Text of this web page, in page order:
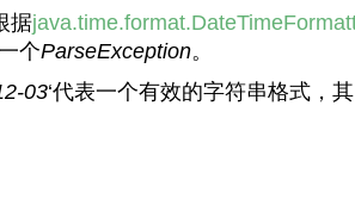
据
个ParseException。
03‘代表一个有效的字符串格式，